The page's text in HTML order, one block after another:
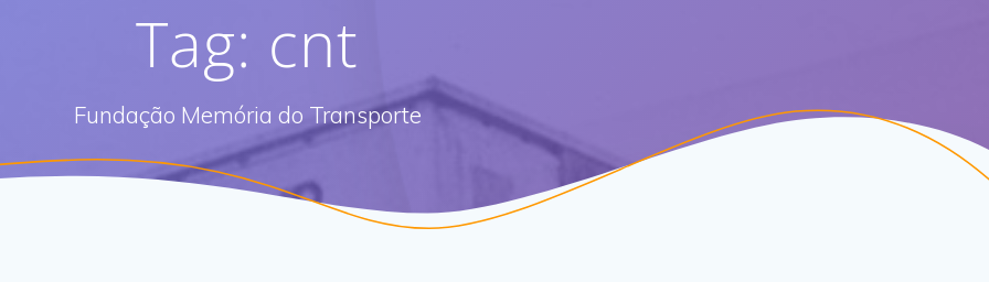
Tag: cnt
Fundação Memória do Transporte